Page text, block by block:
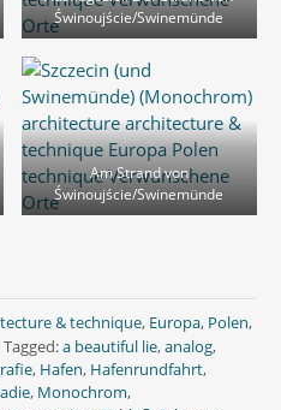
Świnoujście/Swinemünde
Am Strand von
Świnoujście/Swinemünde
& technique, Europa, Polen,
Tagged:a beautiful lie,analog,
, Hafen, Hafenrundfahrt,
, Monochrom,